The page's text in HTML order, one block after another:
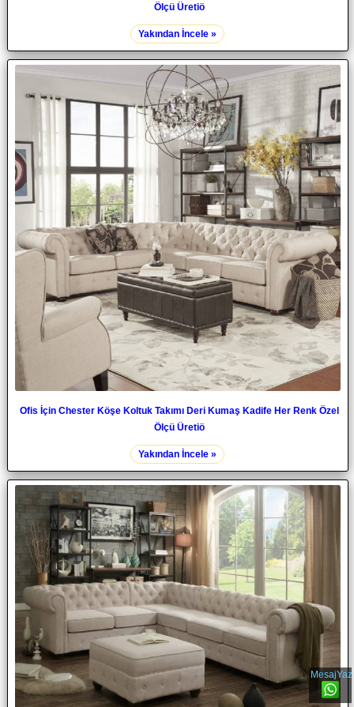
Ölçü Üretiö
Yakından İncele »
Ofis İçin Chester Köşe Koltuk Takımı Deri Kumaş Kadife Her Renk Özel
Ölçü Üretiö
Yakından İncele »
MesajYaz